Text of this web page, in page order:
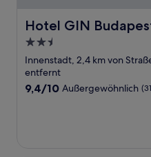
Hotel GIN
Hotel GIN Budapest
2.5-
Sterne-
Unterkunft
Innenstadt, 2,4 km von
entfernt
9.4
9,4/10 Außergewöhnlich